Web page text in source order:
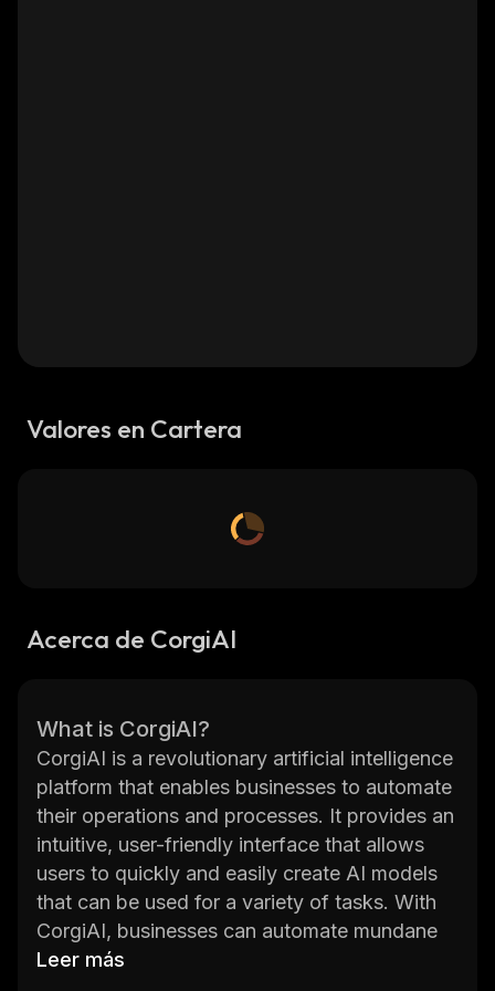
Valores en Cartera
Acerca de CorgiAI
What is CorgiAI?
CorgiAI is a revolutionary artificial intelligence
platform that enables businesses to automate
their operations and processes. It provides an
intuitive, user-friendly interface that allows
users to quickly and easily create AI models
that can be used for a variety of tasks. With
CorgiAI, businesses can automate mundane
tasks such as customer service, data analysis,
Leer más